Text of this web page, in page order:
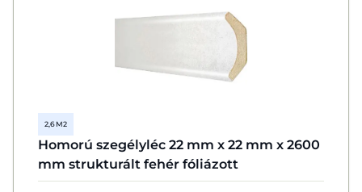
2,6 M2
Homorú szegélyléc 22 mm x 22 mm x 2600
mm strukturált fehér fóliázott